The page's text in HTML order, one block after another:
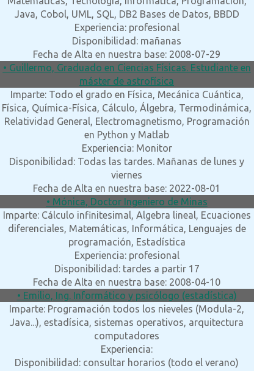
Java, Cobol, UML, SQL, DB2 Bases de Datos, BBDD
Experiencia: profesional
Disponibilidad: mañanas
Fecha de Alta en nuestra base: 2008-07-29
• Guillermo, Graduado en Ciencias Físicas. Estudiante en
máster de astrofísica
Imparte: Todo el grado en Física, Mecánica Cuántica,
Física, Química-Física, Cálculo, Álgebra, Termodinámica,
Relatividad General, Electromagnetismo, Programación
en Python y Matlab
Experiencia: Monitor
Disponibilidad: Todas las tardes. Mañanas de lunes y
viernes
Fecha de Alta en nuestra base: 2022-08-01
• Mónica, Doctor Ingeniero de Minas
Imparte: Cálculo infinitesimal, Algebra lineal, Ecuaciones
diferenciales, Matemáticas, Informática, Lenguajes de
programación, Estadística
Experiencia: profesional
Disponibilidad: tardes a partir 17
Fecha de Alta en nuestra base: 2008-04-10
• Emilio, Ing. Informático y psicólogo (estadística)
Imparte: Programación todos los nieveles (Modula-2,
Java...), estadísica, sistemas operativos, arquitectura
computadores
Experiencia:
Disponibilidad: consultar horarios (todo el verano)